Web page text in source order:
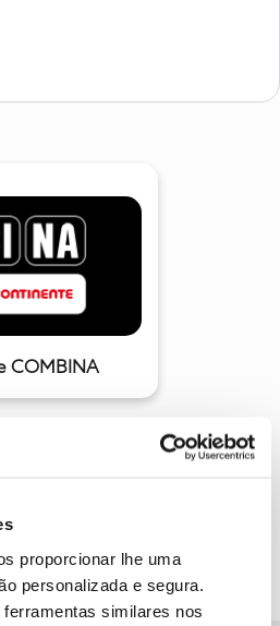
proporcionar lhe uma
personalizada e segura.
similares nos
COMBINA
de julho